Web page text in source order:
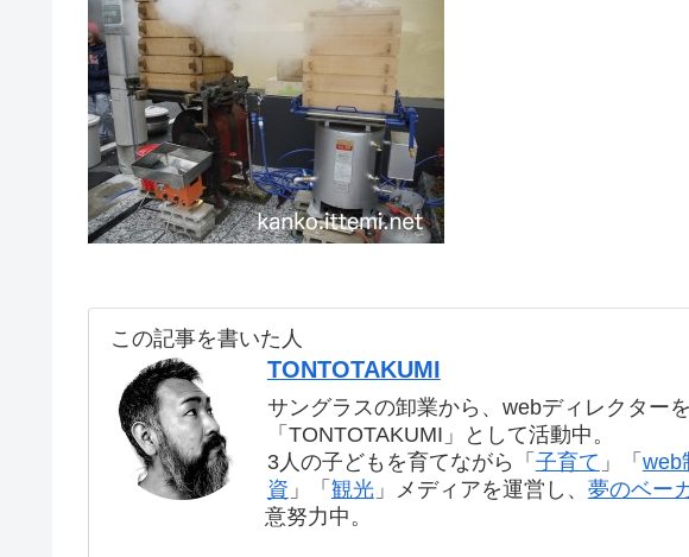
この記事を書いた人
TONTOTAKUMI
サングラスの卸業から、webディレクター
「TONTOTAKUMI」として活動中。
3人の子どもを育てながら「 子育て 」「 web
資 」「 観光」メディアを運営し、 夢のベー
意努力中。